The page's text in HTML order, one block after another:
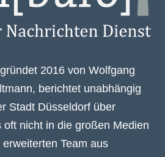
2016 von Wolfgang
berichtet unabhängig
Stadt Düsseldorf über
oft nicht in die großen Medien
Team aus